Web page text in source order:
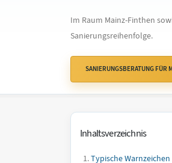
Im Raum Mainz-Finthen
Sanierungsreihenfolge.
SANIERUNGSBERATUNG FÜR
Inhaltsverzeichnis
Typische Warnzeichen